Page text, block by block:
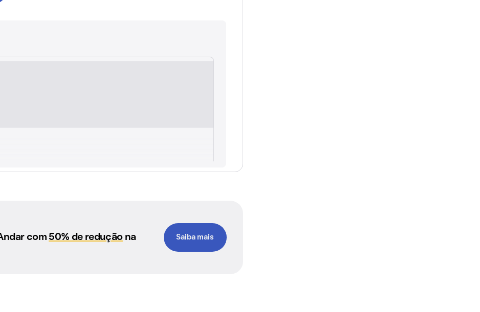
com 50% de reduçãona
Saiba mais